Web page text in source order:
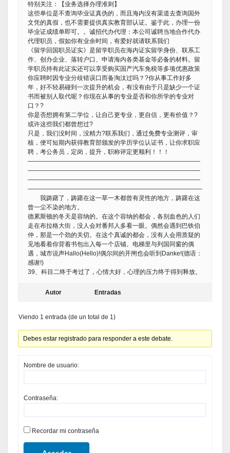
特别关注：【业务选择办理准则】
这些单位是不查询毕业证真伪的，而且海内没有渠道去查询国外
文凭的真假，也不需要提供真实教育部认证。鉴于此，办理一份
毕业证成绩单即可。。诚招代办代理：本公司诚聘当地合作代办
代理职员，假如你有业余时间，有爱好就请联系我们
《留学回国职员证实》是留学职员在海内证实留学身份、联系工
作、创办企业、落转户口、申请海内各类基金等必备的材料。留
学职员持有此证实还可以享受购买国产汽车免税等多项优惠政策
你应聘时因专业分歧错误口而备淘汰过吗？?你从事工作好多
年，好不轻易碰到一次提升的机会，有没有由于只是缺少一个证
书而被别人取代呢？你现在从事的专业是否和你所学的专业对
口？?
你是否想拥有第二学位，让自己更专业，更自信，更有价值？?
或许这些我们都曾想过?
只是，我们没时间，没精力?联系我们，通过免费专业测评，审
核，便可短期内获得教育部颁发的学历学位认证书，让你求职应
聘，考公务员，定岗，提升，职称评定更顺利！！！
————————————————————————————
————————————————————————————
————————————————————————————
————————————————————————————-
我踌躇了，踌躇在这一草一木都曾有灵性的地方，踌躇在这
曾一尘不染的地方。
德累斯顿的冬天是容纳的。在这个容纳的都会，各别血色的人们
走在布拉格大街，没人会对番邦人多看一眼。偶然会遇到巴铁伯
仲，那是一个劲的关切。在这个真诚的都会，没有人会用质疑的
见地看着你背着书包出入每一个店铺。电梯里与列国同窗的偶
遇，城市说声Hallo(Hello)!偶尔间的开闸也会听到Danke!(德语：
感谢!)
39、科目二终于考过了，心情大好，心理的压力终于得到释放。
Autor Entradas
Viendo 1 entrada (de un total de 1)
Debes estar registrado para responder a este debate.
Nombre de usuario:
Contraseña:
Recordar mi contraseña